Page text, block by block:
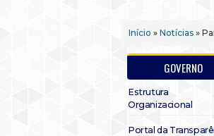
Início » Notícias »
GOVERNO
Estrutura
Organizacional
Portal da